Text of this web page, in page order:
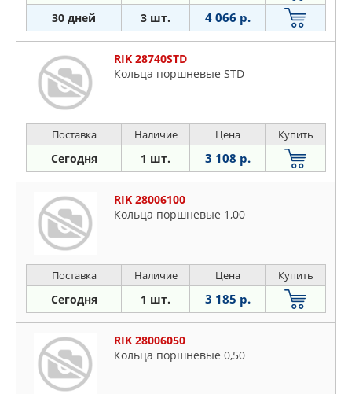
30 дней 3 шт. 4 066 р.
RIK 28740STD
Кольца поршневые STD
Поставка Наличие Цена Купить
Сегодня 1 шт. 3 108 р.
RIK 28006100
Кольца поршневые 1,00
Поставка Наличие Цена Купить
Сегодня 1 шт. 3 185 р.
RIK 28006050
Кольца поршневые 0,50